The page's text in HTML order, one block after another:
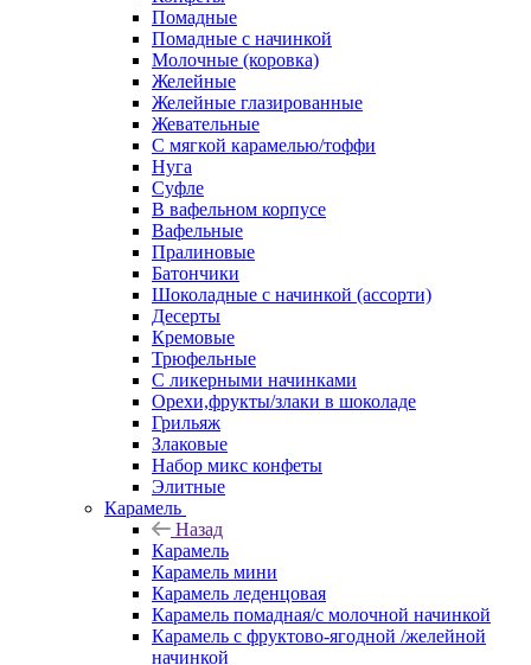
Помадные
Помадные с начинкой
Молочные (коровка)
Желейные
Желейные глазированные
Жевательные
С мягкой карамелью/тоффи
Нуга
Суфле
В вафельном корпусе
Вафельные
Пралиновые
Батончики
Шоколадные с начинкой (ассорти)
Десерты
Кремовые
Трюфельные
С ликерными начинками
Орехи,фрукты/злаки в шоколаде
Грильяж
Злаковые
Набор микс конфеты
Элитные
Карамель
Назад
Карамель
Карамель мини
Карамель леденцовая
Карамель помадная/с молочной начинкой
Карамель с фруктово-ягодной /желейной
начинкой